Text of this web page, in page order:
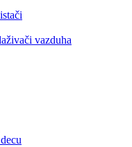
vazduha